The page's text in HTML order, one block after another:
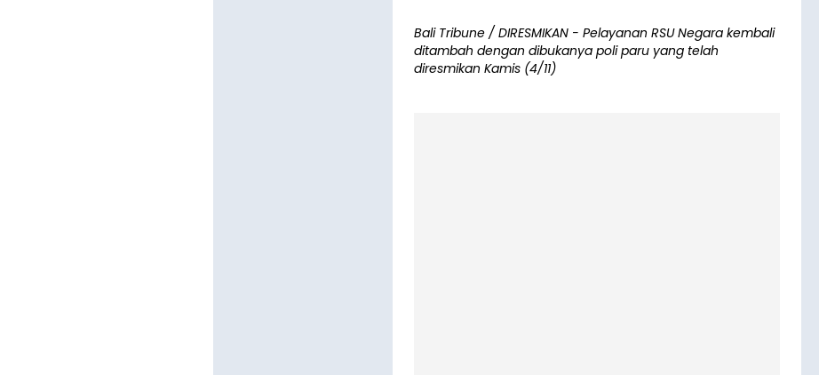
Bali Tribune / DIRESMIKAN - Pelayanan RSU Negara kembali
ditambah dengan dibukanya poli paru yang telah
diresmikan Kamis (4/11)